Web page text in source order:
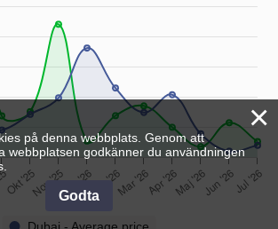
×
på denna webbplats. Genom att
webbplatsen godkänner du användningen
Godta